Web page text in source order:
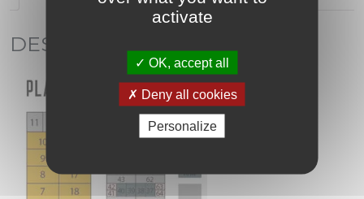
DESCRIPTION
activate
OK, accept all
Deny all cookies
Personalize